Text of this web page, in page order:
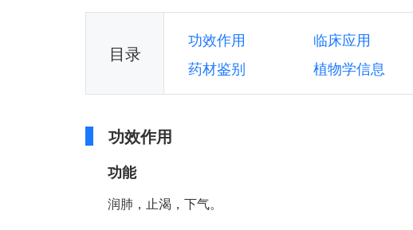
目录
功效作用 临床应用
药材鉴别
植物学信息
功效作用
功能
润肺，止渴，下气。